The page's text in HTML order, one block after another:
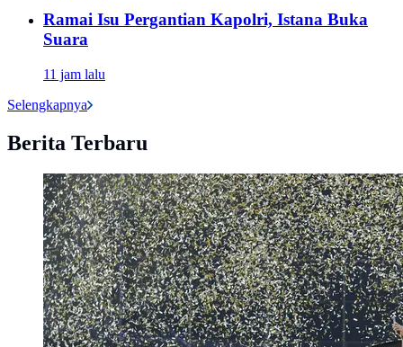
Ramai Isu Pergantian Kapolri, Istana Buka
Suara
11 jam lalu
Selengkapnya
Berita Terbaru